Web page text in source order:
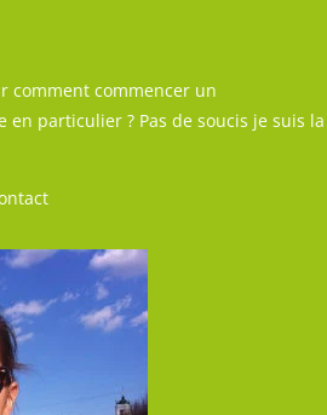
comment commencer un
particulier ? Pas de soucis je suis la